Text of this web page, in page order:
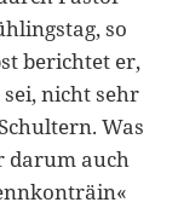
so
berichtet er,
nicht sehr
Was
darum auch